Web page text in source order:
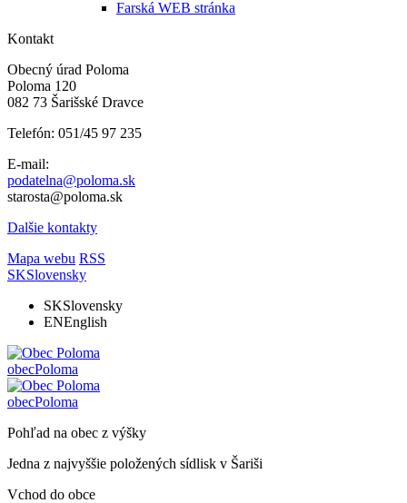
Farská WEB stránka
Kontakt
Obecný úrad Poloma
Poloma 120
082 73 Šarišské Dravce
Telefón: 051/45 97 235
E-mail:
podatelna@poloma.sk
starosta@poloma.sk
Dalšie kontakty
Mapa webu RSS
SKSlovensky
SKSlovensky
ENEnglish
obecPoloma
obecPoloma
Pohľad na obec z výšky
Jedna z najvyššie položených sídlisk v Šariši
Vchod do obce